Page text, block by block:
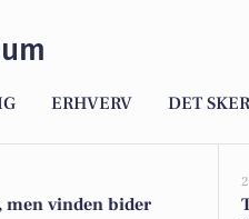
ERHVERV DET SKER
men vinden bider